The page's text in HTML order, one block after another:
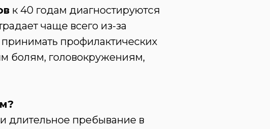
к 40 годам диагностируются
чаще всего из-за
профилактических
болям, головокружениям,
длительное пребывание в